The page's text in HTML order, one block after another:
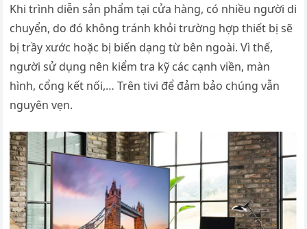
Khi trình diễn sản phẩm tại cửa hàng, có nhiều người di
chuyển, do đó không tránh khỏi trường hợp thiết bị sẽ
bị trầy xước hoặc bị biến dạng từ bên ngoài. Vì thế,
người sử dụng nên kiểm tra kỹ các cạnh viền, màn
hình, cổng kết nối,… Trên tivi để đảm bảo chúng vẫn
nguyên vẹn.